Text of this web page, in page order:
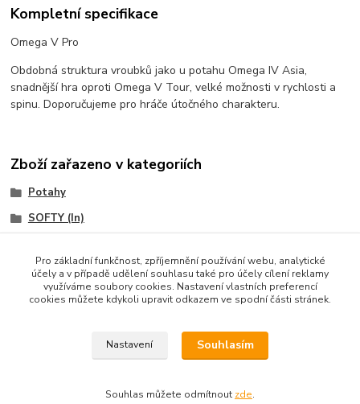
Kompletní specifikace
Omega V Pro
Obdobná struktura vroubků jako u potahu Omega IV Asia,
snadnější hra oproti Omega V Tour, velké možnosti v rychlosti a
spinu. Doporučujeme pro hráče útočného charakteru.
Zboží zařazeno v kategoriích
Potahy
SOFTY (In)
Copyright © 2010-2025 TT-SPORT.cz & RACKETSPORT.cz
Pro základní funkčnost, zpříjemnění používání webu, analytické
účely a v případě udělení souhlasu také pro účely cílení reklamy
využíváme soubory cookies. Nastavení vlastních preferencí
cookies můžete kdykoli upravit odkazem ve spodní části stránek.
Nastavení Souhlasím
Souhlas můžete odmítnout zde.